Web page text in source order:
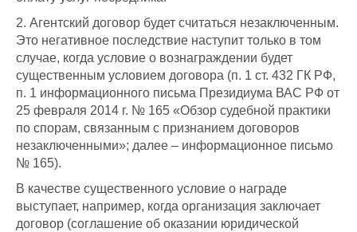
2. Агентский договор будет считаться незаключенным.
Это негативное последствие наступит только в том
случае, когда условие о вознаграждении будет
существенным условием договора (п. 1 ст. 432 ГК РФ,
п. 1 информационного письма Президиума ВАС РФ от
25 февраля 2014 г. № 165 «Обзор судебной практики
по спорам, связанным с признанием договоров
незаключенными»; далее – информационное письмо
№ 165).
В качестве существенного условие о награде
выступает, например, когда организация заключает
договор (соглашение об оказании юридической